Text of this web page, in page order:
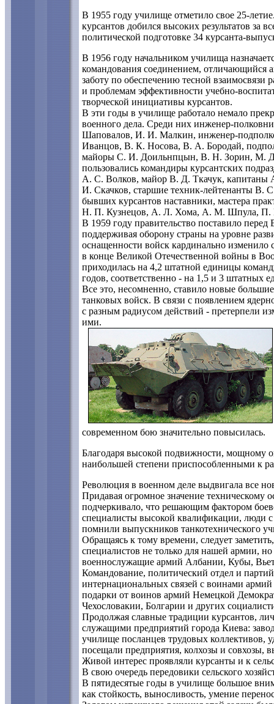
В 1955 году училище отметило свое 25-
курсантов добился высоких результатов за
политической подготовке 34 курсанта-
В 1956 году начальником училища
командования соединением, отличающийся
заботу по обеспечению тесной взаимосвязи
и проблемам эффективности учебно-
творческой инициативы курсантов.
В эти годы в училище работало немало
военного дела. Среди них инженер-
Шаповалов, И. И. Малкин, инженер-
Иванцов, В. К. Носова, В. А. Бородай,
майоры С. И. Доильнпцын, В. Н. Зорин, М.
пользовались командиры курсантских
А. С. Волков, майор В. Д. Ткачук, капитаны
И. Скачков, старшие техник-лейтенанты В.
бывших курсантов наставники, мастера
Н. П. Кузнецов, А. Л. Хома, А. М. Шпула,
В 1959 году правительство поставило
поддерживая оборону страны на уровне
оснащенности войск кардинально
в конце Великой Отечественной войны в
приходилась на 4,2 штатной единицы
годов, соответственно - на 1,5 и 3 штатных
Все это, несомненно, ставило новые большие
танковых войск. В связи с появлением
с разным радиусом действий - претерпели
ими.
современном бою значительно повысилась.
Благодаря высокой подвижности, мощному
наибольшей степени приспособленными к
Революция в военном деле выдвигала все
Придавая огромное значение техническому
подчеркивало, что решающим фактором
специалисты высокой квалификации, люди
помнили выпускников танкотехнического
Обращаясь к тому времени, следует
специалистов не только для нашей армии,
военнослужащие армий Албании, Кубы,
Командование, политический отдел и
интернациональных связей с воинами
подарки от воинов армий Немецкой
Чехословакии, Болгарии и других
Продолжая славные традиции курсантов,
служащими предприятий города Киева:
училище посланцев трудовых коллективов,
посещали предприятия, колхозы и совхозы,
Живой интерес проявляли курсанты и к
В свою очередь передовики сельского
В пятидесятые годы в училище большое
как стойкость, выносливость, умение